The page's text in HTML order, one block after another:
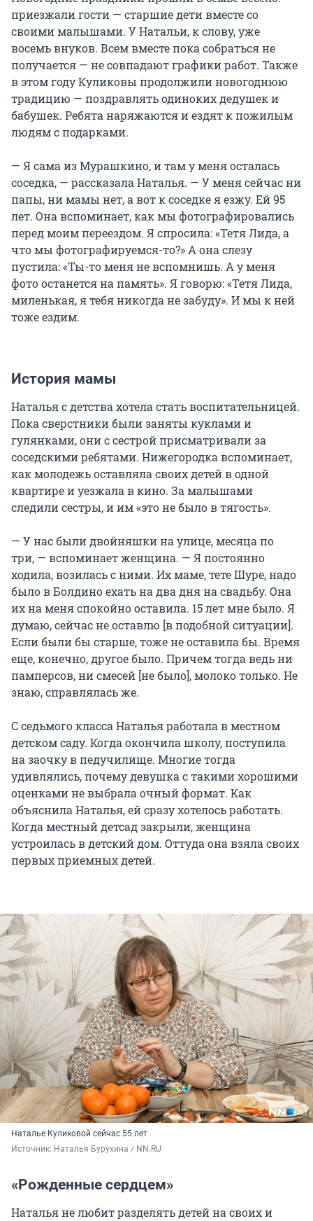
приезжали гости — старшие дети вместе со
своими малышами. У Натальи, к слову, уже
восемь внуков. Всем вместе пока собраться не
получается — не совпадают графики работ. Также
в этом году Куликовы продолжили новогоднюю
традицию — поздравлять одиноких дедушек и
бабушек. Ребята наряжаются и ездят к пожилым
людям с подарками.
— Я сама из Мурашкино, и там у меня осталась
соседка, — рассказала Наталья. — У меня сейчас ни
папы, ни мамы нет, а вот к соседке я езжу. Ей 95
лет. Она вспоминает, как мы фотографировались
перед моим переездом. Я спросила: «Тетя Лида, а
что мы фотографируемся-то?» А она слезу
пустила: «Ты-то меня не вспомнишь. А у меня
фото останется на память». Я говорю: «Тетя Лида,
миленькая, я тебя никогда не забуду». И мы к ней
тоже ездим.
История мамы
Наталья с детства хотела стать воспитательницей.
Пока сверстники были заняты куклами и
гулянками, они с сестрой присматривали за
соседскими ребятами. Нижегородка вспоминает,
как молодежь оставляла своих детей в одной
квартире и уезжала в кино. За малышами
следили сестры, и им «это не было в тягость».
— У нас были двойняшки на улице, месяца по
три, — вспоминает женщина. — Я постоянно
ходила, возилась с ними. Их маме, тете Шуре, надо
было в Болдино ехать на два дня на свадьбу. Она
их на меня спокойно оставила. 15 лет мне было. Я
думаю, сейчас не оставлю [в подобной ситуации].
Если были бы старше, тоже не оставила бы. Время
еще, конечно, другое было. Причем тогда ведь ни
памперсов, ни смесей [не было], молоко только. Не
знаю, справлялась же.
С седьмого класса Наталья работала в местном
детском саду. Когда окончила школу, поступила
на заочку в педучилище. Многие тогда
удивлялись, почему девушка с такими хорошими
оценками не выбрала очный формат. Как
объяснила Наталья, ей сразу хотелось работать.
Когда местный детсад закрыли, женщина
устроилась в детский дом. Оттуда она взяла своих
первых приемных детей.
Наталье Куликовой сейчас 55 лет
Источник: Наталья Бурухина / NN.RU
«Рожденные сердцем»
Наталья не любит разделять детей на своих и